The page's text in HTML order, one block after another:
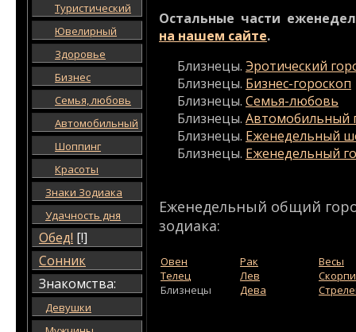
Туристический
Ювелирный
Здоровье
Бизнес
Семья, любовь
Автомобильный
Шоппинг
Красоты
Знаки Зодиака
Удачность дня
Обед! [!]
Сонник
Знакомства:
Девушки
Остальные части
на нашем сайте.
Близнецы. Эротический
Близнецы. Бизнес-гороскоп
Близнецы. Семья-любовь
Близнецы. Автомобильный
Близнецы. Еженедельный
Близнецы. Еженедельный
Еженедельный общий
зодиака:
Овен
Телец
Близнецы
Рак
Лев
Дева
Весы